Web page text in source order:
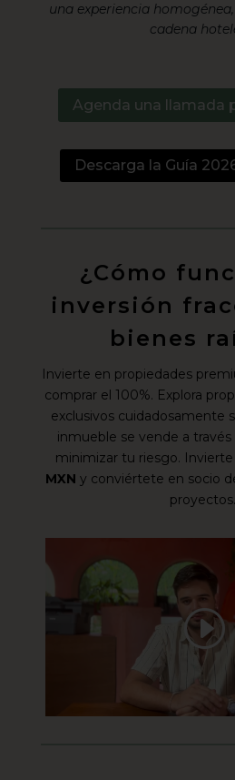
una experiencia
cadena
Agenda una llamada
Descarga la Guía
¿Cómo
inversión
bienes
Invierte en propiedades
comprar el 100%. Explora
exclusivos cuidadosamente
inmueble se vende a través
minimizar tu riesgo. Invierte
MXN y conviértete en socio
proyectos.